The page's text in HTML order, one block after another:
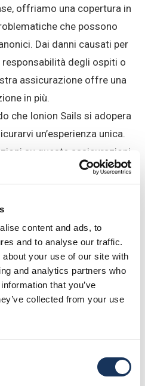
content and ads, to
and to analyse our traffic.
your use of our site with
and analytics partners who
that you’ve
collected from your use
offriamo una copertura in
che possono
Dai danni causati per
degli ospiti o
assicurazione offre una
in più.
che Ionion Sails si adopera
un’esperienza unica.
su queste assicurazioni
Hamburger – Schomacker.
Le polizze passeggeri
lo skipper e i passeggeri
include vantaggi in caso di
trasporto in emergenza e
scopo primario e’ quello
e supporto in ogni
promuovere la sicurezza a
maggiori informazioni sulle
il nostro partner